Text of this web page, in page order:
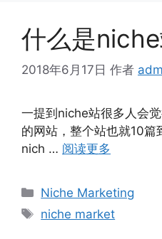
什么是
2018年6月17日 作者
一提到niche站很多人会
的网站，整个站也就10篇
nich … 阅读更多
分
类
Niche Marketing
标
niche market